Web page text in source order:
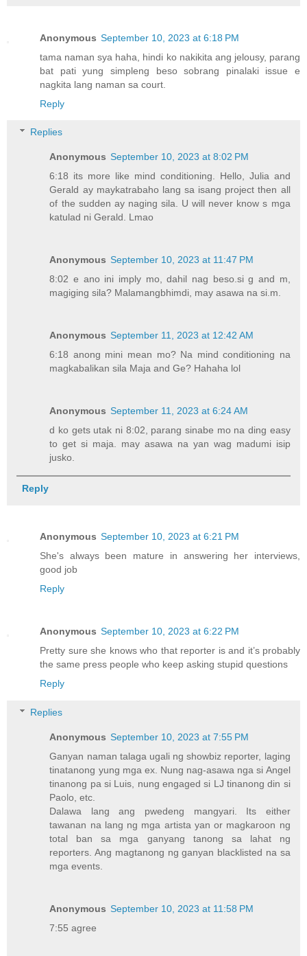
Anonymous September 10, 2023 at 6:18 PM
tama naman sya haha, hindi ko nakikita ang jelousy, parang
bat pati yung simpleng beso sobrang pinalaki issue e
nagkita lang naman sa court.
Reply
Replies
Anonymous September 10, 2023 at 8:02 PM
6:18 its more like mind conditioning. Hello, Julia and
Gerald ay maykatrabaho lang sa isang project then all
of the sudden ay naging sila. U will never know s mga
katulad ni Gerald. Lmao
Anonymous September 10, 2023 at 11:47 PM
8:02 e ano ini imply mo, dahil nag beso.si g and m,
magiging sila? Malamangbhimdi, may asawa na si.m.
Anonymous September 11, 2023 at 12:42 AM
6:18 anong mini mean mo? Na mind conditioning na
magkabalikan sila Maja and Ge? Hahaha lol
Anonymous September 11, 2023 at 6:24 AM
d ko gets utak ni 8:02, parang sinabe mo na ding easy
to get si maja. may asawa na yan wag madumi isip
jusko.
Reply
Anonymous September 10, 2023 at 6:21 PM
She's always been mature in answering her interviews,
good job
Reply
Anonymous September 10, 2023 at 6:22 PM
Pretty sure she knows who that reporter is and it’s probably
the same press people who keep asking stupid questions
Reply
Replies
Anonymous September 10, 2023 at 7:55 PM
Ganyan naman talaga ugali ng showbiz reporter, laging
tinatanong yung mga ex. Nung nag-asawa nga si Angel
tinanong pa si Luis, nung engaged si LJ tinanong din si
Paolo, etc.
Dalawa lang ang pwedeng mangyari. Its either
tawanan na lang ng mga artista yan or magkaroon ng
total ban sa mga ganyang tanong sa lahat ng
reporters. Ang magtanong ng ganyan blacklisted na sa
mga events.
Anonymous September 10, 2023 at 11:58 PM
7:55 agree